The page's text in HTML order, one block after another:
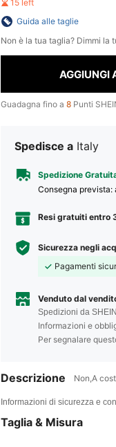
15 left
Guida alle taglie
Non è la tua taglia? Dimmi la
AGGIUNGI
Guadagna fino a 8 Punti
Spedisce a Italy
Spedizione
Consegna prevista:
Resi gratuiti entro
Sicurezza negli
Pagamenti
Venduto dal
Spedizioni da SHEIN
Informazioni e
Per segnalare
Descrizione Non,A
Informazioni di sicurezza e
Taglia & Misura
4.69